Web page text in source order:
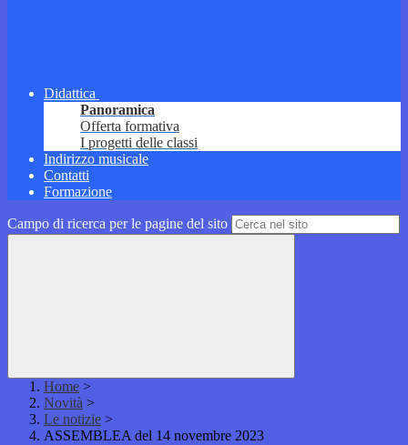
Didattica
Panoramica
Offerta formativa
I progetti delle classi
Indirizzo musicale
Contatti
Formazione
Campo di ricerca per le pagine del sito
Home >
Novità >
Le notizie >
ASSEMBLEA del 14 novembre 2023